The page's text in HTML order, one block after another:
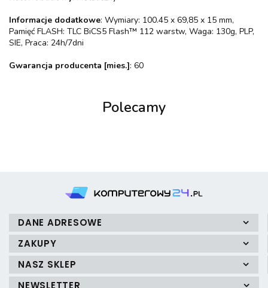
Informacje dodatkowe: Wymiary: 100.45 x 69,85 x 15 mm,
Pamięć FLASH: TLC BiCS5 Flash™ 112 warstw, Waga: 130g, PLP,
SIE, Praca: 24h/7dni
Gwarancja producenta [mies.]: 60
Polecamy
DANE ADRESOWE
ZAKUPY
NASZ SKLEP
NEWSLETTER